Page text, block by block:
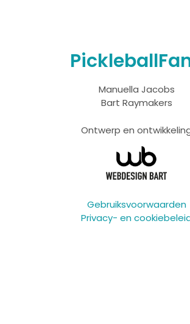
Manuella Jacobs
Bart Raymakers
Ontwerp en
Gebruiksvoorwaarden
Privacy- en